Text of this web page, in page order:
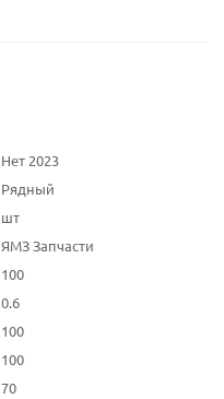
Нет 2023
Рядный
шт
ЯМЗ Запчасти
100
0.6
100
100
70